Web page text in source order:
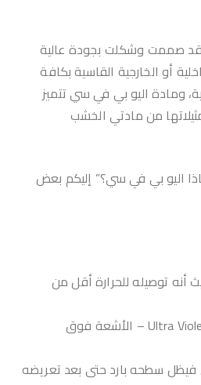
صممت وشكلت بجودة عالية
أو الخارجية القاسية بكافة
ومادة اليو بي في سي تتميز
من مادتي الخشب
اليو بي في سي؟” إليكم بعض
أنه توصيله للحرارة أقل من
لا يتأثر من أشعة UV (Ultra Violet – الأشعة فوق
سطحه بارد حتى بعد تعريضه